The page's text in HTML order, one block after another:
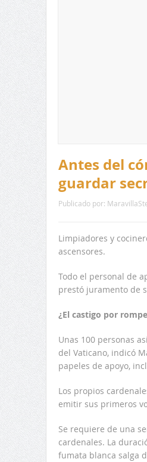
Antes del
guardar
Publicado por:
Limpiadores y
ascensores.
Todo el personal de
prestó juramento de
¿El castigo por
Unas 100 personas
del Vaticano, indicó
papeles de apoyo,
Los propios
emitir sus primeros
Se requiere de una
cardenales. La
fumata blanca salga